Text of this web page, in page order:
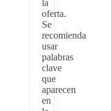
la
oferta.
Se
recomienda
usar
palabras
clave
que
aparecen
en